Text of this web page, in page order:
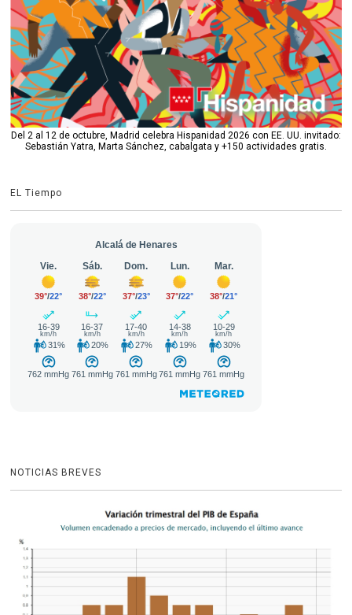
Del 2 al 12 de octubre, Madrid celebra Hispanidad 2026 con EE. UU. invitado:
Sebastián Yatra, Marta Sánchez, cabalgata y +150 actividades gratis.
EL Tiempo
NOTICIAS BREVES